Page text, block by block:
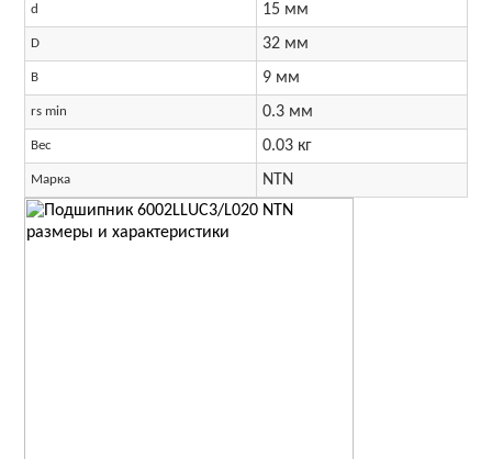
d 15 мм
D 32 мм
B 9 мм
rs min 0.3 мм
Вес 0.03 кг
Марка NTN